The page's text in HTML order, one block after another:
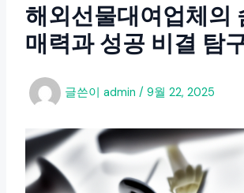
해외선물대여업체의
매력과 성공 비결 탐
글쓴이 admin / 9월 22, 2025